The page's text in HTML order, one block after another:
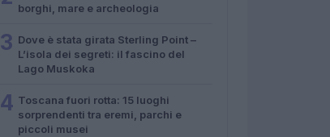
borghi, mare e archeologia
3 Dove è stata girata Sterling Point –
L’isola dei segreti: il fascino del
Lago Muskoka
4 Toscana fuori rotta: 15 luoghi
sorprendenti tra eremi, parchi e
piccoli musei